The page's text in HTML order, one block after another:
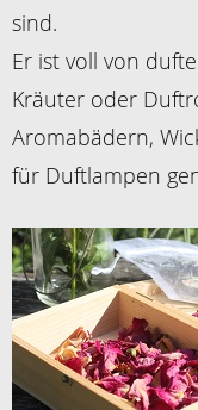
sind.
Er ist voll von
Kräuter oder
Aromabädern,
für Duftlampen